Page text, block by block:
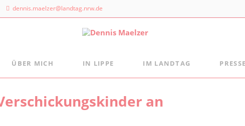
dennis.maelzer@landtag.nrw.de
ÜBER MICH
Meine politischen Schwerpunkte
IN LIPPE
Freizeittipps
IM LANDTAG
Maelzer
Die Landtagsfraktion
an